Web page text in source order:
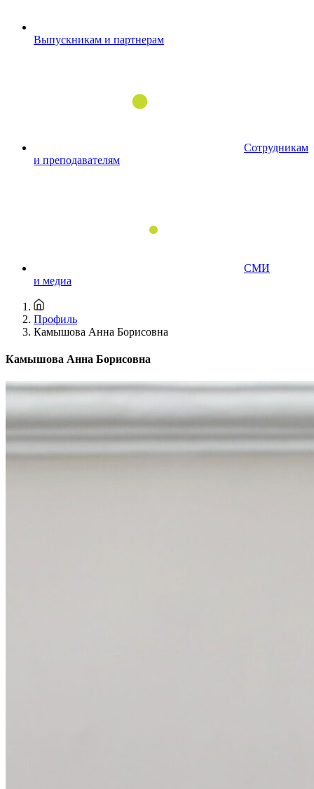
Выпускникам и партнерам
Сотрудникам
и преподавателям
СМИ
и медиа
Профиль
Камышова Анна Борисовна
Камышова Анна Борисовна